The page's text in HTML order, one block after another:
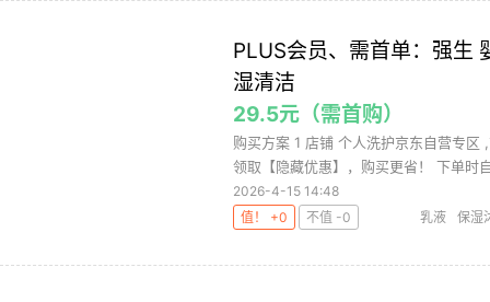
PLUS会员、需首单：强生
湿清洁
29.5元（需首购）
购买方案 1 店铺 个人洗护京东自营专
领取【隐藏优惠】，购买更省！ 下单时
2026-4-15 14:48
值！ +0
不值 -0 乳液
保湿